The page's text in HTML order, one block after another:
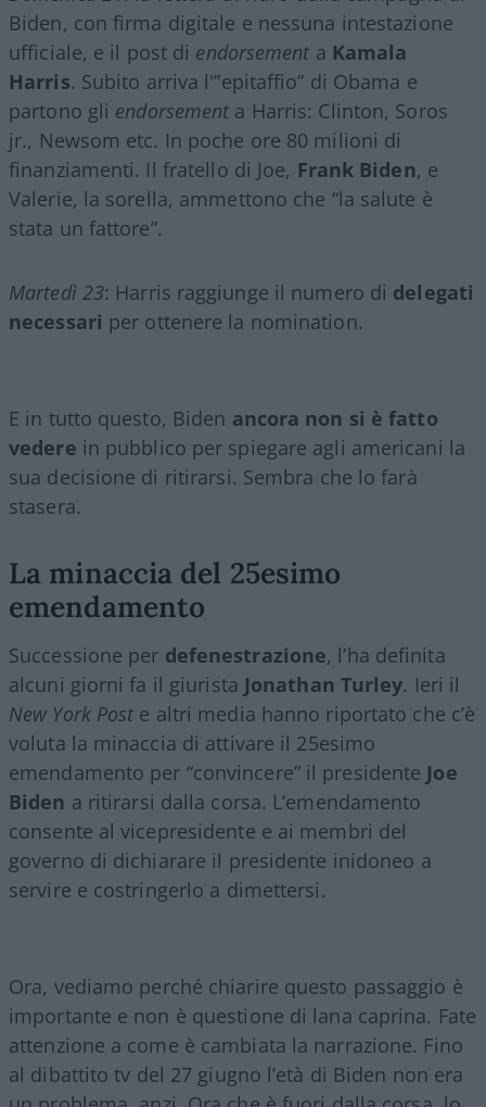
Biden, con firma digitale e nessuna intestazione
ufficiale, e il post di endorsement a Kamala
Harris. Subito arriva l'”epitaffio” di Obama e
partono gli endorsement a Harris: Clinton, Soros
jr., Newsom etc. In poche ore 80 milioni di
finanziamenti. Il fratello di Joe, Frank Biden, e
Valerie, la sorella, ammettono che “la salute è
stata un fattore”.
Martedì 23: Harris raggiunge il numero di delegati
necessari per ottenere la nomination.
E in tutto questo, Biden ancora non si è fatto
vedere in pubblico per spiegare agli americani la
sua decisione di ritirarsi. Sembra che lo farà
stasera.
La minaccia del 25esimo
emendamento
Successione per defenestrazione, l’ha definita
alcuni giorni fa il giurista Jonathan Turley. Ieri il
New York Post e altri media hanno riportato che c’è
voluta la minaccia di attivare il 25esimo
emendamento per “convincere” il presidente Joe
Biden a ritirarsi dalla corsa. L’emendamento
consente al vicepresidente e ai membri del
governo di dichiarare il presidente inidoneo a
servire e costringerlo a dimettersi.
Ora, vediamo perché chiarire questo passaggio è
importante e non è questione di lana caprina. Fate
attenzione a come è cambiata la narrazione. Fino
al dibattito tv del 27 giugno l’età di Biden non era